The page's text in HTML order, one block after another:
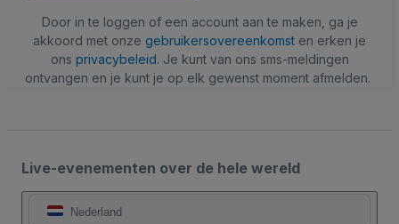
Door in te loggen of een account aan te maken, ga je
akkoord met onze gebruikersovereenkomst en erken je
ons privacybeleid. Je kunt van ons sms-meldingen
ontvangen en je kunt je op elk gewenst moment afmelden.
Live-evenementen over de hele wereld
Nederland